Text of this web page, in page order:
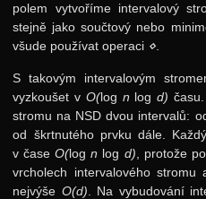
polem vytvoříme intervalový
stejně jako součtový nebo
všude používat operaci ⋄.
S takovým intervalovým
vyzkoušet v O(log n log d)
stromu na NSD dvou intervalů:
od škrtnutého prvku dále.
v časeO(log n log d) , protože
vrcholech intervalového
nejvýše O(d) . Na vybudování